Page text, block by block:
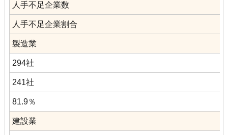
人手不足企業数
人手不足企業割合
製造業
294社
241社
81.9％
建設業